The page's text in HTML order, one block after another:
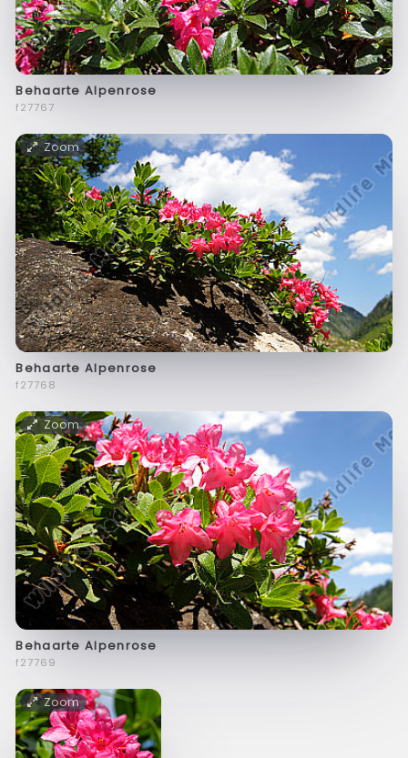
Behaarte Alpenrose
f27767
Zoom
Behaarte Alpenrose
f27768
Zoom
Behaarte Alpenrose
f27769
Zoom